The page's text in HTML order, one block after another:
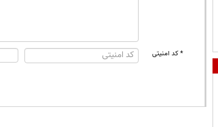
* کد امنیتی